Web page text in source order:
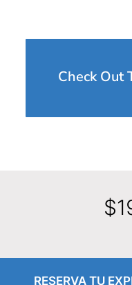
Check Out
$
RESERVA TU